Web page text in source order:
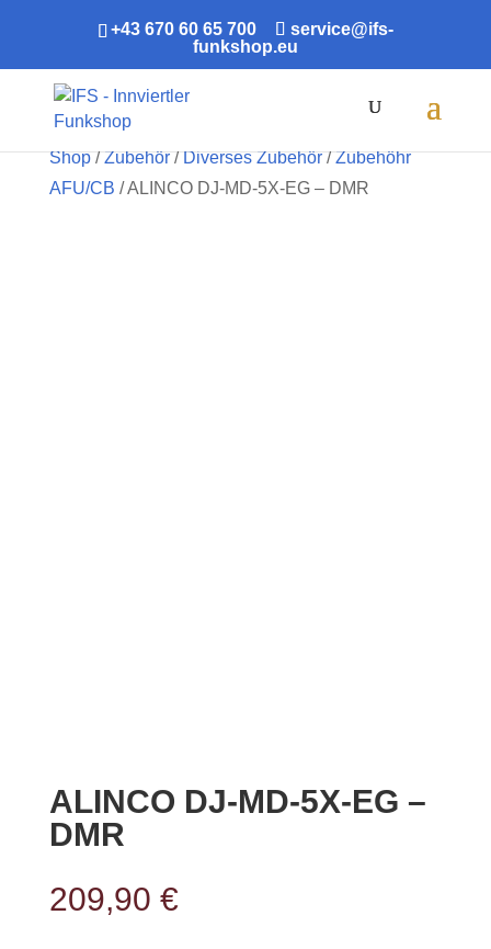
+43 670 60 65 700
service@ifs-
funkshop.eu
Shop/Zubehör/Diverses Zubehör/Zubehöhr
AFU/CB / ALINCO DJ-MD-5X-EG – DMR
ALINCO DJ-MD-5X-EG –
DMR
209,90 €